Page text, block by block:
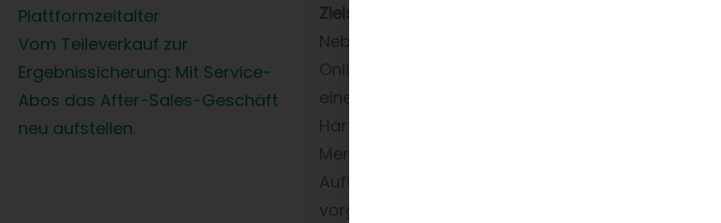
Plattformzeitalter
Vom Teileverkauf zur
Ergebnissicherung: Mit Service-
Abos das After-Sales-Geschäft
neu aufstellen.
Zielsetzung: B2C-Online-Shop
Neben dem Erstausrüstergeschäft bedient
Online-Produktinformationen waren für Kunden
einen Teilekatalog zu finden. Um die
Härte- und Sturzverstellung) online zu
Merchandising-Artikeln für Fans der Marke
Auftragserfassungsprozessen unter der
vorgegebene Prozesse einzuhalten. Der